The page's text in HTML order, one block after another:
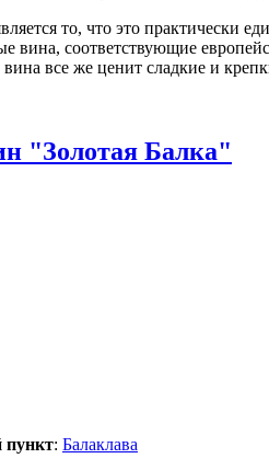
то, что это практически
вина, соответствующие
все же ценит сладкие и
"Золотая Балка"
пункт: Балаклава